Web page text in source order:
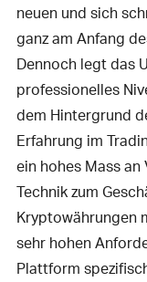
neuen und sich
ganz am Anfang
Dennoch legt das
professionelles
dem Hintergrund
Erfahrung im
ein hohes Mass
Technik zum
Kryptowährungen
sehr hohen
Plattform